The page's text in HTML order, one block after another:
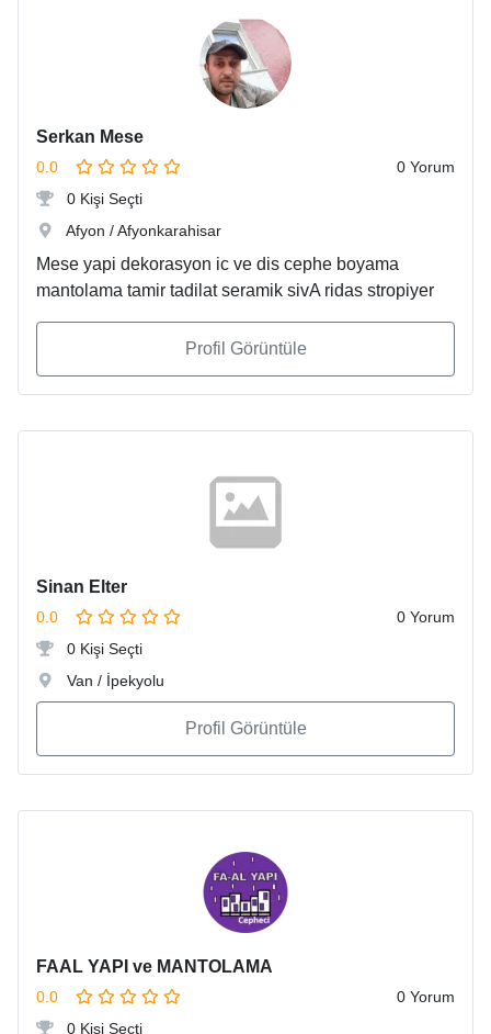
Serkan Mese
0.0
0 Yorum
0 Kişi Seçti
Afyon / Afyonkarahisar
Mese yapi dekorasyon ic ve dis cephe boyama
mantolama tamir tadilat seramik sivA ridas stropiyer
Profil Görüntüle
Sinan Elter
0.0
0 Yorum
0 Kişi Seçti
Van / İpekyolu
Profil Görüntüle
FAAL YAPI ve MANTOLAMA
0.0
0 Yorum
0 Kişi Seçti